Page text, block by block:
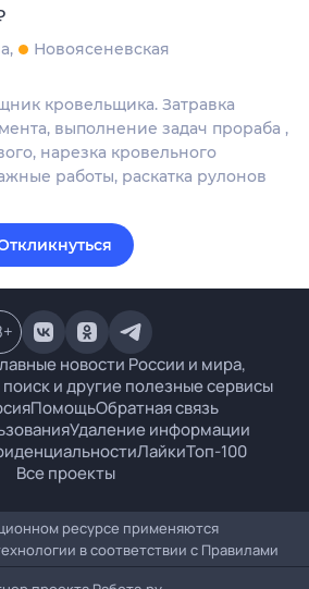
Новоясеневская
кровельщика. Затравка
выполнение задач прораба ,
нарезка кровельного
работы, раскатка рулонов
новости России и мира,
и другие полезные сервисы
ПомощьОбратная связь
Удаление информации
ЛайкиТоп-100
Все проекты
+
ресурсе применяются
в соответствии с Правилами